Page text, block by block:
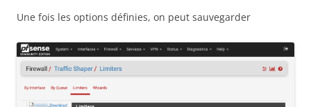
Une fois les options définies, on peut sauvegarder